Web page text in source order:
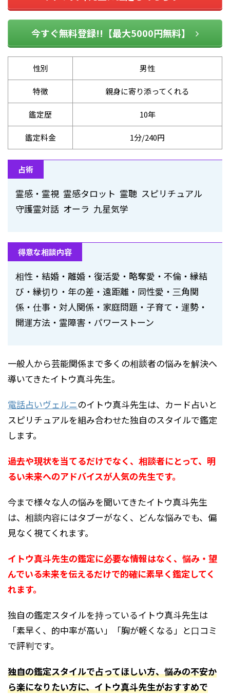
今すぐ無料登録!!【最大5000円無料】
性別 男性
特徴 親身に寄り添ってくれる
鑑定歴 10年
鑑定料金 1分/240円
占術
霊感・霊視 霊感タロット 霊聴 スピリチュアル
守護霊対話 オーラ 九星気学
得意な相談内容
相性・結婚・離婚・復活愛・略奪愛・不倫・縁結
び・縁切り・年の差・遠距離・同性愛・三角関
係・仕事・対人関係・家庭問題・子育て・運勢・
開運方法・霊障害・パワーストーン
一般人から芸能関係まで多くの相談者の悩みを解決へ
導いてきたイトウ真斗先生。
電話占いヴェルニのイトウ真斗先生は、カード占いと
スピリチュアルを組み合わせた独自のスタイルで鑑定
します。
過去や現状を当てるだけでなく、相談者にとって、明
るい未来へのアドバイスが人気の先生です。
今まで様々な人の悩みを聞いてきたイトウ真斗先生
は、相談内容にはタブーがなく、どんな悩みでも、偏
見なく視てくれます。
イトウ真斗先生の鑑定に必要な情報はなく、悩み・望
んでいる未来を伝えるだけで的確に素早く鑑定してく
れます。
独自の鑑定スタイルを持っているイトウ真斗先生は
「素早く、的中率が高い」「胸が軽くなる」と口コミ
で評判です。
独自の鑑定スタイルで占ってほしい方、悩みの不安か
ら楽になりたい方に、イトウ真斗先生がおすすめで